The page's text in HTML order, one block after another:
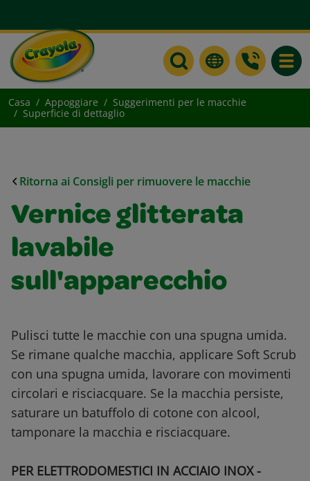
Casa Appoggiare
Suggerimenti per le macchie
Superficie di dettaglio
Ritorna ai Consigli per rimuovere le macchie
Vernice glitterata
lavabile
sull'apparecchio
Pulisci tutte le macchie con una spugna umida.
Se rimane qualche macchia, applicare Soft Scrub
con una spugna umida, lavorare con movimenti
circolari e risciacquare. Se la macchia persiste,
saturare un batuffolo di cotone con alcool,
tamponare la macchia e risciacquare.
PER ELETTRODOMESTICI IN ACCIAIO INOX -